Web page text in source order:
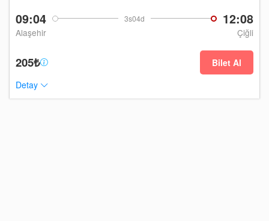
09:04 3s04d 12:08
Alaşehir Çiğli
205₺
Bilet Al
Detay